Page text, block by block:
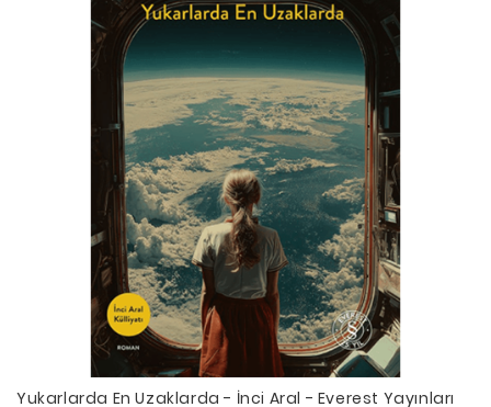
Yukarlarda En Uzaklarda - İnci Aral - Everest Yayınları